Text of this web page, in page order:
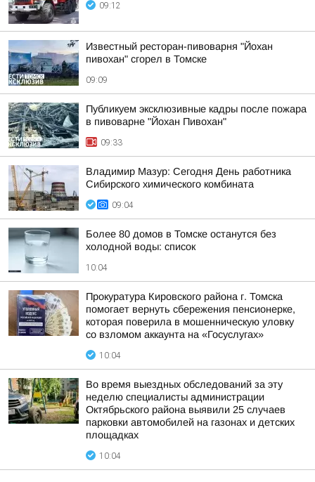
09:12
Известный ресторан-пивоварня "Йохан
пивохан" сгорел в Томске
09:09
Публикуем эксклюзивные кадры после пожара
в пивоварне "Йохан Пивохан"
09:33
Владимир Мазур: Сегодня День работника
Сибирского химического комбината
09:04
Более 80 домов в Томске останутся без
холодной воды: список
10:04
Прокуратура Кировского района г. Томска
помогает вернуть сбережения пенсионерке,
которая поверила в мошенническую уловку
со взломом аккаунта на «Госуслугах»
10:04
Во время выездных обследований за эту
неделю специалисты администрации
Октябрьского района выявили 25 случаев
парковки автомобилей на газонах и детских
площадках
10:04